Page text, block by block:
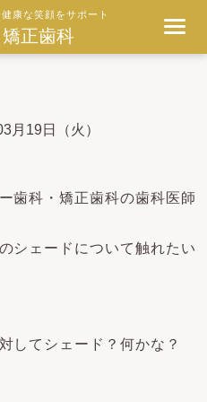
康な笑顔をサポート
正歯科
月19日（火）
歯科・矯正歯科の歯科医師
シェードについて触れたい
してシェード？何かな？